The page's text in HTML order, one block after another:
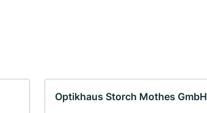
Optikhaus Storch Mothes GmbH